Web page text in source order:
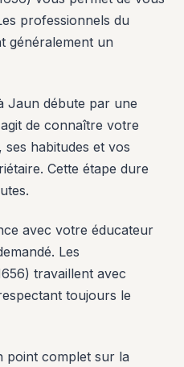
professionnels du
généralement un
Jaun débute par une
de connaître votre
habitudes et vos
Cette étape dure
avec votre éducateur
Les
travaillent avec
toujours le
point complet sur la